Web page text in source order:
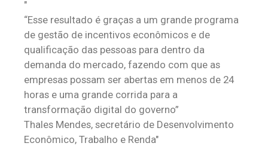
“Esse resultado é graças a um grande programa
de gestão de incentivos econômicos e de
qualificação das pessoas para dentro da
demanda do mercado, fazendo com que as
empresas possam ser abertas em menos de 24
horas e uma grande corrida para a
transformação digital do governo”
Thales Mendes, secretário de Desenvolvimento
Econômico, Trabalho e Renda